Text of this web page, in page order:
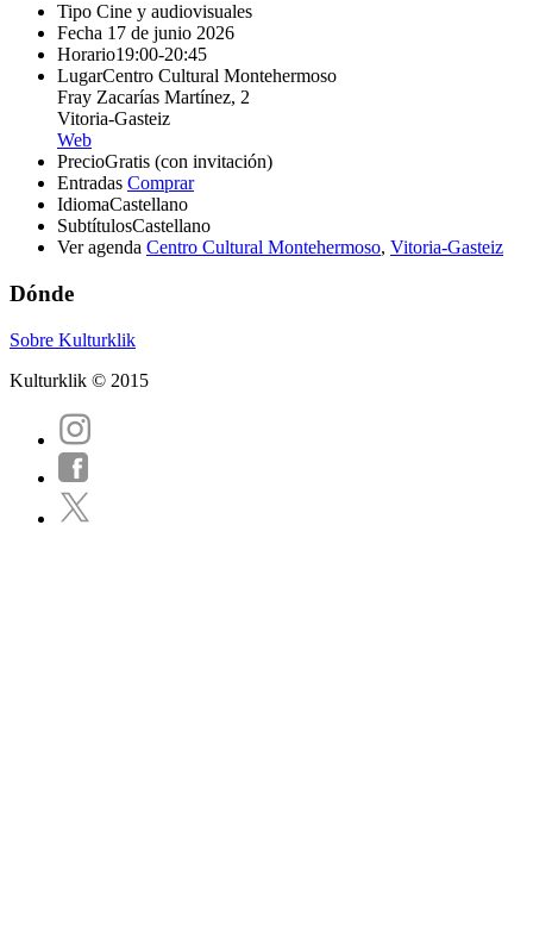
Tipo Cine y audiovisuales
Fecha 17 de junio 2026
Horario19:00-20:45
LugarCentro Cultural Montehermoso
Fray Zacarías Martínez, 2
Vitoria-Gasteiz
Web
PrecioGratis (con invitación)
Entradas Comprar
IdiomaCastellano
SubtítulosCastellano
Ver agenda Centro Cultural Montehermoso, Vitoria-Gasteiz
Dónde
Sobre Kulturklik
Kulturklik © 2015